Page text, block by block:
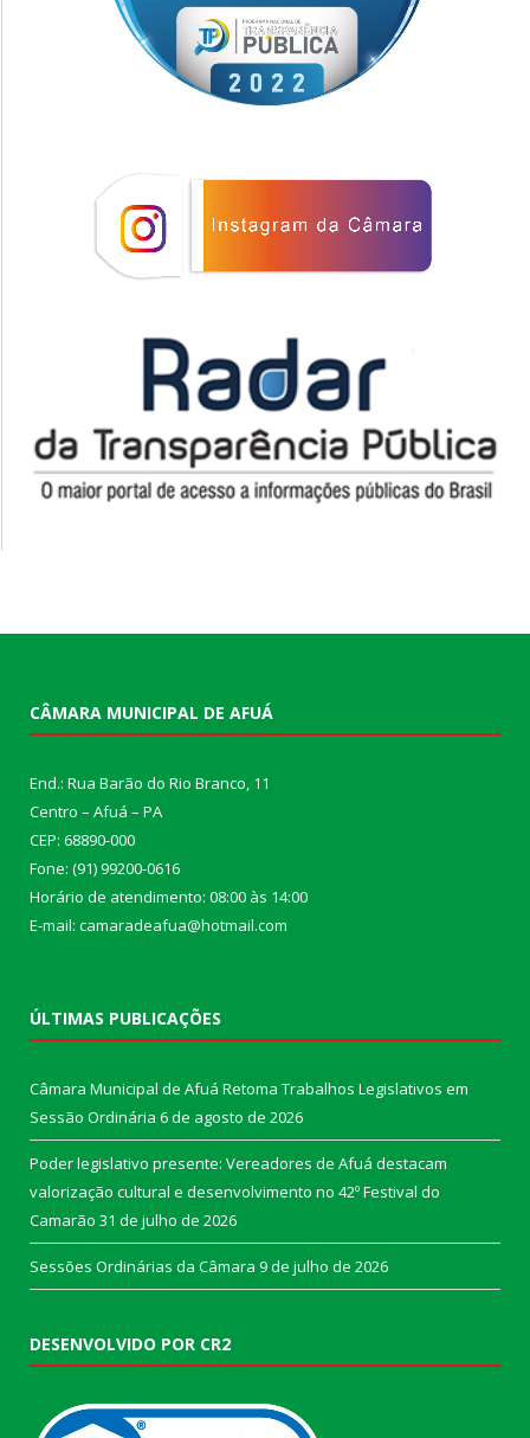
CÂMARA MUNICIPAL DE AFUÁ
End.: Rua Barão do Rio Branco, 11
Centro – Afuá – PA
CEP: 68890-000
Fone: (91) 99200-0616
Horário de atendimento: 08:00 às 14:00
E-mail: camaradeafua@hotmail.com
ÚLTIMAS PUBLICAÇÕES
Câmara Municipal de Afuá Retoma Trabalhos Legislativos em
Sessão Ordinária 6 de agosto de 2026
Poder legislativo presente: Vereadores de Afuá destacam
valorização cultural e desenvolvimento no 42º Festival do
Camarão 31 de julho de 2026
Sessões Ordinárias da Câmara 9 de julho de 2026
DESENVOLVIDO POR CR2